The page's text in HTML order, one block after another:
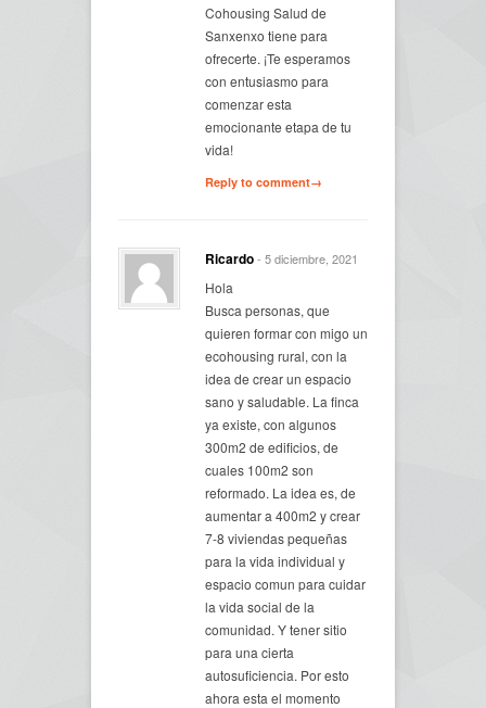
Cohousing Salud de
Sanxenxo tiene para
ofrecerte. ¡Te esperamos
con entusiasmo para
comenzar esta
emocionante etapa de tu
vida!
Reply to comment→
Ricardo- 5 diciembre, 2021
Hola
Busca personas, que
quieren formar con migo un
ecohousing rural, con la
idea de crear un espacio
sano y saludable. La finca
ya existe, con algunos
300m2 de edificios, de
cuales 100m2 son
reformado. La idea es, de
aumentar a 400m2 y crear
7-8 viviendas pequeñas
para la vida individual y
espacio comun para cuidar
la vida social de la
comunidad. Y tener sitio
para una cierta
autosuficiencia. Por esto
ahora esta el momento